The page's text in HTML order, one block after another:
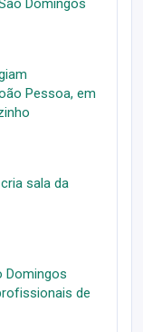
Domingos
Pessoa, em
sala da
Domingos
de